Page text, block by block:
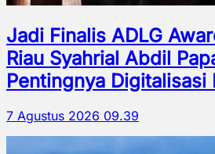
Jadi Finalis ADLG
Riau Syahrial Abdil
Pentingnya Digitalisasi
7 Agustus 2026 09.39